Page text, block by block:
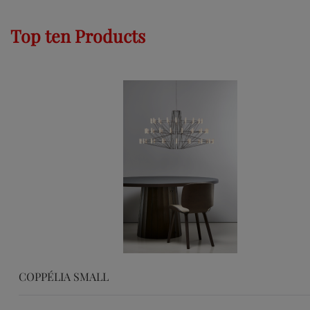
Top ten Products
COPPÉLIA SMALL